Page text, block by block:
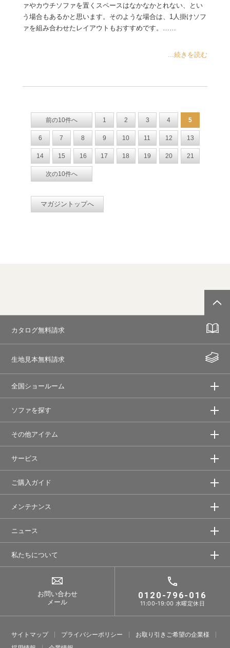
ァやカウチソファを置くスペースはなかなかとれない、とい
う場合もあるかと思います。そのような場合は、1人掛けソフ
ァを組み合わせたレイアウトもおすすめです。……
...続きを読む
前の10件へ 1 2 3 4 5
6 7 8 9 10 11 12 13
14 15 16 17 18 19 20 21
次の10件へ
マガジントップへ
カタログ無料請求
生地見本無料請求
全国ショールーム
ソファを探す
その他アイテム
サービス
ご購入ガイド
メンテナンス
ニュース
私たちについて
お問い合わせ
メール
0120-796-016
11:00-19:00 水曜定休日
サイトマップ プライバシーポリシー
お取り引きご希望の企業様